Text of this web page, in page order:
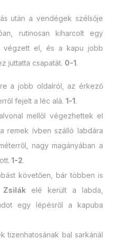
után a vendégek szélsője
rutinosan kiharcolt egy
végzett el, és a kapu jobb
juttatta csapatát. 0-1.
a jobb oldalról, az érkező
fejelt a léc alá. 1-1.
mellől végezhettek el
remek ívben szálló labdára
nagy magányában a
1-2.
követően, bár többen is
Zsilák elé került a labda,
egy lépésről a kapuba
tizenhatosának bal sarkánál